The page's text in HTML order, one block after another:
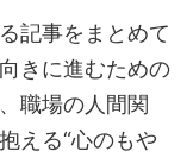
記事をまとめて
きに進むための
職場の人間関
える“心のもや